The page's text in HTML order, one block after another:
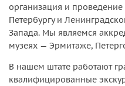
организация и проведение
Петербургу и
Запада. Мы являемся
музеях — Эрмитаже,
В нашем штате работают
квалифицированные